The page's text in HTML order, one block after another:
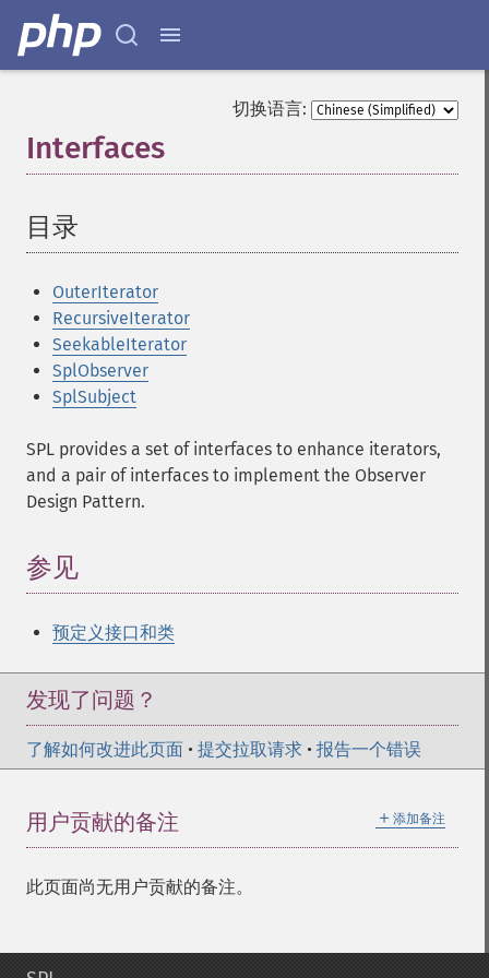
切换语言:
Interfaces
目录
OuterIterator
RecursiveIterator
SeekableIterator
SplObserver
SplSubject
SPL provides a set of interfaces to enhance iterators,
and a pair of interfaces to implement the Observer
Design Pattern.
参见
预定义接口和类
发现了问题？
了解如何改进此页面 • 提交拉取请求 • 报告一个错误
＋ 添加备注
用户贡献的备注
此页面尚无用户贡献的备注。